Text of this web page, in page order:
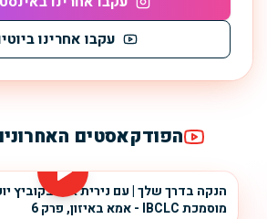
עקבו אחרינו
הפודקאסטים
הנקה בדרך שלך | עם נירית אוליבקוביץ
מוסמכת IBCLC - אמא באיזון, פרק 6